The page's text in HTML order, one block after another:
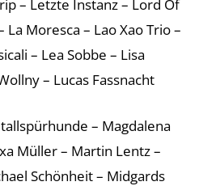
– Letzte Instanz – Lord Of
Moresca – Lao Xao Trio –
– Lea Sobbe – Lisa
– Lucas Fassnacht
– Magdalena
Müller – Martin Lentz –
Schönheit – Midgards